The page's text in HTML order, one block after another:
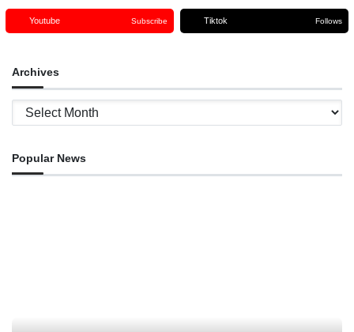
Youtube Subscribe Tiktok Follows
Archives
Archives
Popular News